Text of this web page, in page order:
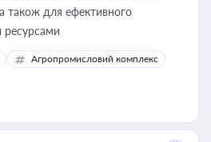
також для ефективного
ресурсами
Агропромисловий комплекс